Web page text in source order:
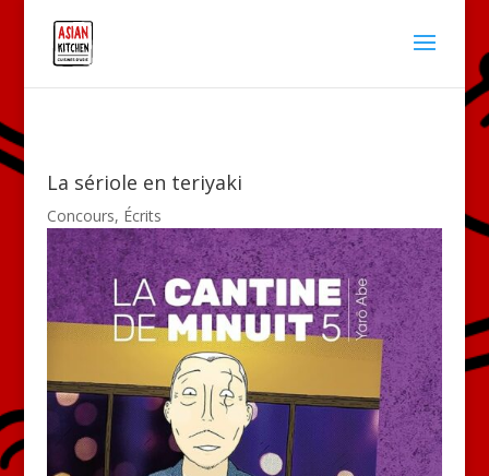
La sériole en teriyaki
Concours, Écrits